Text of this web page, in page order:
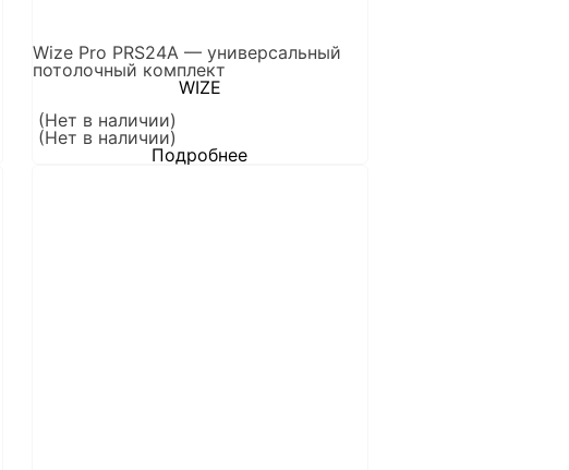
Wize Pro PRS24A — универсальный
потолочный комплект
WIZE
(Нет в наличии)
(Нет в наличии)
Подробнее